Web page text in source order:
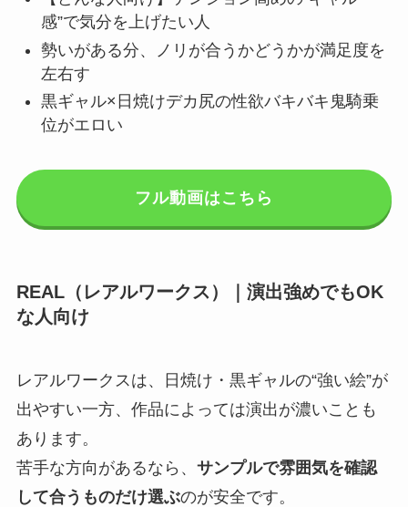
感”で気分を上げたい人
勢いがある分、ノリが合うかどうかが満足度を
左右す
黒ギャル×日焼けデカ尻の性欲バキバキ鬼騎乗
位がエロい
フル動画はこちら
REAL（レアルワークス）｜演出強めでもOK
な人向け
レアルワークスは、日焼け・黒ギャルの“強い絵”が
出やすい一方、作品によっては演出が濃いことも
あります。
苦手な方向があるなら、 サンプルで雰囲気を確認
して合うものだけ選ぶのが安全です。